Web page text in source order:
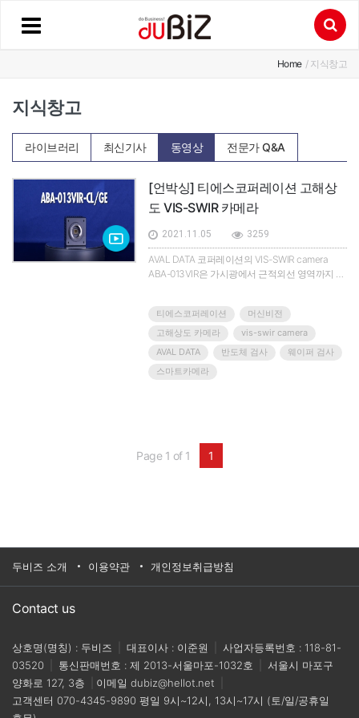
Home / 지식창고
지식창고
라이브러리 최신기사 동영상 전문가 Q&A
[언박싱] 티에스코퍼레이션 고해상
도 VIS-SWIR 카메라
2021.11.05 3259
AVAL DATA 코퍼레이션의 VIS-SWIR camera
ABA-013VIR은 가시광에서 근적외선 영역까지 커
400~1700nm로 400~1700nm로 가시광역부터
SWIR 영역까지 커버할 수 있다.센서 쿨링은 TEC
방식으로 작동된다. 인터페이스는 CameraLink와
GigE 타입으로 제공된다.반도체 검사, 태양열 패
널 검사, 웨이퍼 검사, 우주 항공 분야, 수분물질 검
티에스코퍼레이션
머신비전
고해상도 카메라
vis-swir camera
AVAL DATA
반도체 검사
웨이퍼 검사
스마트카메라
Page 1 of 1 1
두비즈 소개 이용약관 개인정보취급방침
Contact us
상호명(명칭) : 두비즈 대표이사 : 이준원
사업자등록번호 : 118-81-
03520
통신판매번호 : 제 2013-서울마포-1032호
서울시 마포구
양화로 127, 3층
이메일 dubiz@hellot.net
고객센터 070-4345-9890 평일 9시~12시, 13시~17시 (토/일/공휴일